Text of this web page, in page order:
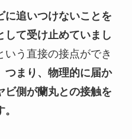
に追いつけないことを
して受け止めていまし
いう直接の接点ができ
つまり、物理的に届か
ビ側が蘭丸との接触を